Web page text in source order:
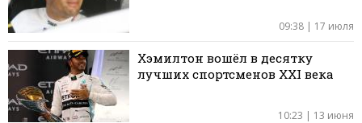
09:38 | 17 июля
Хэмилтон вошёл в десятку
лучших спортсменов XXI века
10:23 | 13 июня